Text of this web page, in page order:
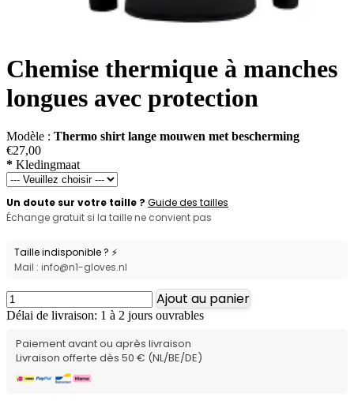
Chemise thermique à manches
longues avec protection
Modèle : Thermo shirt lange mouwen met bescherming
€27,00
* Kledingmaat
Un doute sur votre taille ? Guide des tailles
Échange gratuit si la taille ne convient pas
Taille indisponible ? ⚡
Mail : info@n1-gloves.nl
Ajout au panier
Délai de livraison: 1 à 2 jours ouvrables
Paiement avant ou après livraison
Livraison offerte dès 50 € (NL/BE/DE)